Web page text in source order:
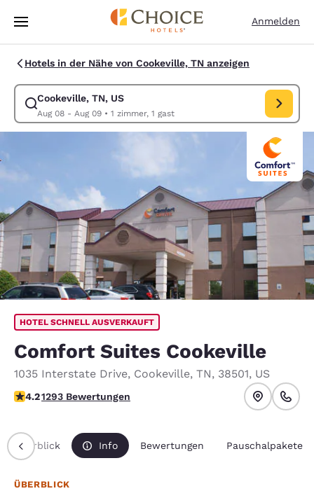
Weiter Zu Hauptinhalt
Anmelden
Hotels in der Nähe von Cookeville, TN anzeigen
Cookeville, TN, US
Aug 08 - Aug 09• 1 zimmer, 1 gast
Suche für Cookeville, TN, US ändern. Check-in-Datum Aug 08, Check-
HOTEL SCHNELL AUSVERKAUFT
Comfort Suites Cookeville
1035 Interstate Drive, Cookeville, TN, 38501, US
4.17-Sterne-Bewertung. Sehr gut.
4.21293 Bewertungen
Überblick Info Bewertungen Pauschalpakete
ÜBERBLICK